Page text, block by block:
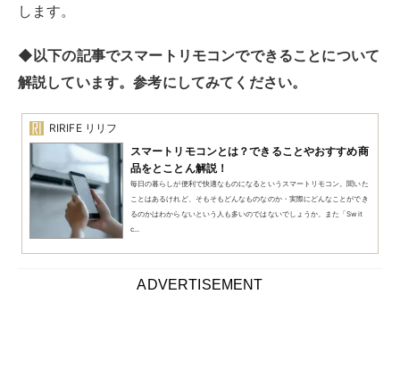
します。
◆以下の記事でスマートリモコンでできることについて
解説しています。参考にしてみてください。
RIRIFE リリフ
スマートリモコンとは？できることやおすすめ商
品をとことん解説！
毎日の暮らしが便利で快適なものになるというスマートリモコン。聞いた
ことはあるけれど、そもそもどんなものなのか・実際にどんなことができ
るのかはわからないという人も多いのではないでしょうか。また「Swit
c...
ADVERTISEMENT